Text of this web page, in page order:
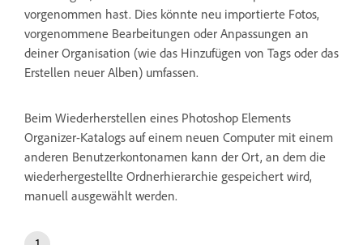
vorgenommen hast. Dies könnte neu importierte Fotos,
vorgenommene Bearbeitungen oder Anpassungen an
deiner Organisation (wie das Hinzufügen von Tags oder das
Erstellen neuer Alben) umfassen.
Beim Wiederherstellen eines Photoshop Elements
Organizer-Katalogs auf einem neuen Computer mit einem
anderen Benutzerkontonamen kann der Ort, an dem die
wiederhergestellte Ordnerhierarchie gespeichert wird,
manuell ausgewählt werden.